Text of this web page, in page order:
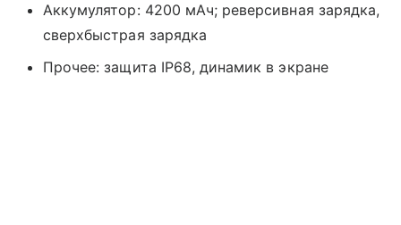
Аккумулятор: 4200 мАч; реверсивная зарядка,
сверхбыстрая зарядка
Прочее: защита IP68, динамик в экране